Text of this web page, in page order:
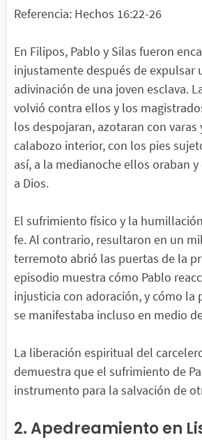
Referencia: Hechos 16:22-26
En Filipos, Pablo y Silas fueron
injustamente después de expulsar
adivinación de una joven esclava.
volvió contra ellos y los
los despojaran, azotaran con varas
calabozo interior, con los pies
así, a la medianoche ellos oraban
a Dios.
El sufrimiento físico y la
fe. Al contrario, resultaron en un
terremoto abrió las puertas de la
episodio muestra cómo Pablo
injusticia con adoración, y cómo la
se manifestaba incluso en medio
La liberación espiritual del
demuestra que el sufrimiento de
instrumento para la salvación de
2. Apedreamiento en